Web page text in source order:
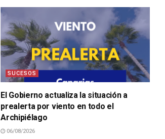
SUCESOS
El Gobierno actualiza la situación a
prealerta por viento en todo el
Archipiélago
06/08/2026